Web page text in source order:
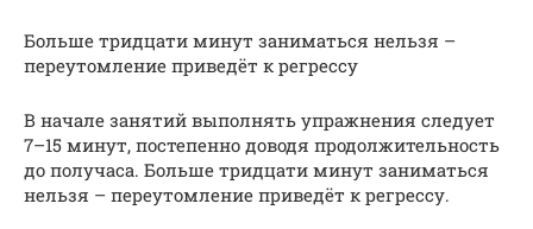
Больше тридцати минут заниматься нельзя –
переутомление приведёт к регрессу
В начале занятий выполнять упражнения следует
7–15 минут, постепенно доводя продолжительность
до получаса. Больше тридцати минут заниматься
нельзя – переутомление приведёт к регрессу.